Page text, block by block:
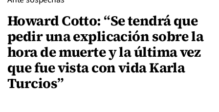
Howard Cotto: “Se tendrá que
pedir una explicación sobre la
hora de muerte y la última vez
que fue vista con vida Karla
Turcios”